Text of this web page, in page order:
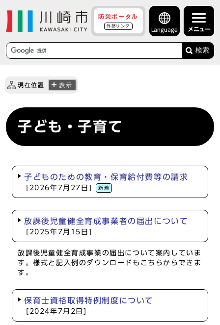
防災ポータル
外部リンク
Language メニュー
検索
現在位置 表示
子ども・子育て
子どものための教育・保育給付費等の請求
[2026年7月27日] 新着
放課後児童健全育成事業者の届出について
[2025年7月15日]
放課後児童健全育成事業の届出について案内していま
す。様式と記入例のダウンロードもこちらからできま
す。
保育士資格取得特例制度について
[2024年7月2日]